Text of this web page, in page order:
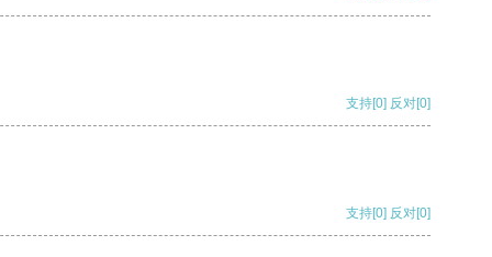
支持[0] 反对[0]
支持[0] 反对[0]